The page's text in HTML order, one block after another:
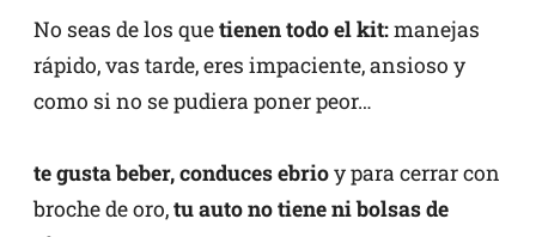
No seas de los quetienen todo el kit:manejas
rápido, vas tarde, eres impaciente, ansioso y
como si no se pudiera poner peor…
te gusta beber, conduces ebrioy para cerrar con
broche de oro,tu auto no tiene ni bolsas de